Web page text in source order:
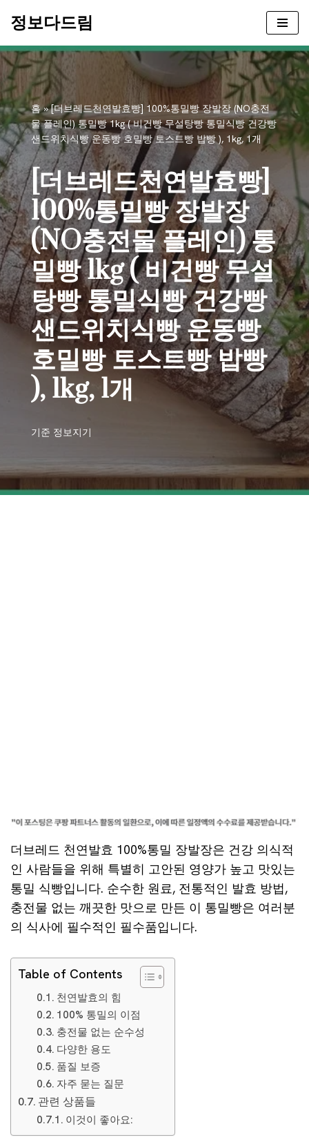
텐
츠
로
건
너
뛰
기
정보다드림
홈»[더브레드천연발효빵] 100%통밀빵 장발장 (NO충전
물 플레인) 통밀빵 1kg ( 비건빵 무설탕빵 통밀식빵 건강빵
샌드위치식빵 운동빵 호밀빵 토스트빵 밥빵 ), 1kg, 1개
[더브레드천연발효빵]
100%통밀빵 장발장
(NO충전물 플레인) 통
밀빵 1kg ( 비건빵 무설
탕빵 통밀식빵 건강빵
샌드위치식빵 운동빵
호밀빵 토스트빵 밥빵
), 1kg, 1개
기준 정보지기
더브레드 천연발효 100%통밀 장발장은 건강 의식적
인 사람들을 위해 특별히 고안된 영양가 높고 맛있는
통밀 식빵입니다. 순수한 원료, 전통적인 발효 방법,
충전물 없는 깨끗한 맛으로 만든 이 통밀빵은 여러분
의 식사에 필수적인 필수품입니다.
Table of Contents
천연발효의 힘
100% 통밀의 이점
충전물 없는 순수성
다양한 용도
품질 보증
자주 묻는 질문
관련 상품들
이것이 좋아요: